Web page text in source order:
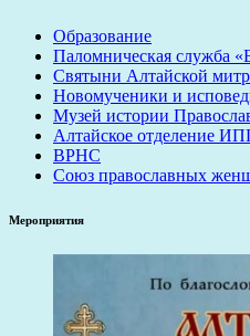
Образование
Паломническая служба
Святыни Алтайской
Новомученики и
Музей истории
Алтайское отделение
ВРНС
Союз православных
Мероприятия